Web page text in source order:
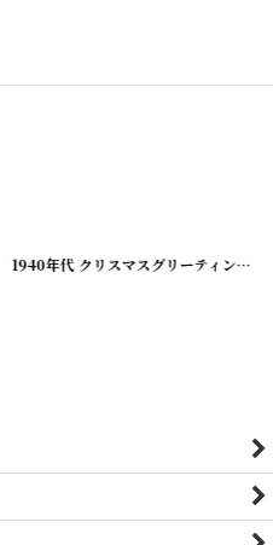
[210928-7] 1940年代 クリスマスグリーティング ビンテージカード